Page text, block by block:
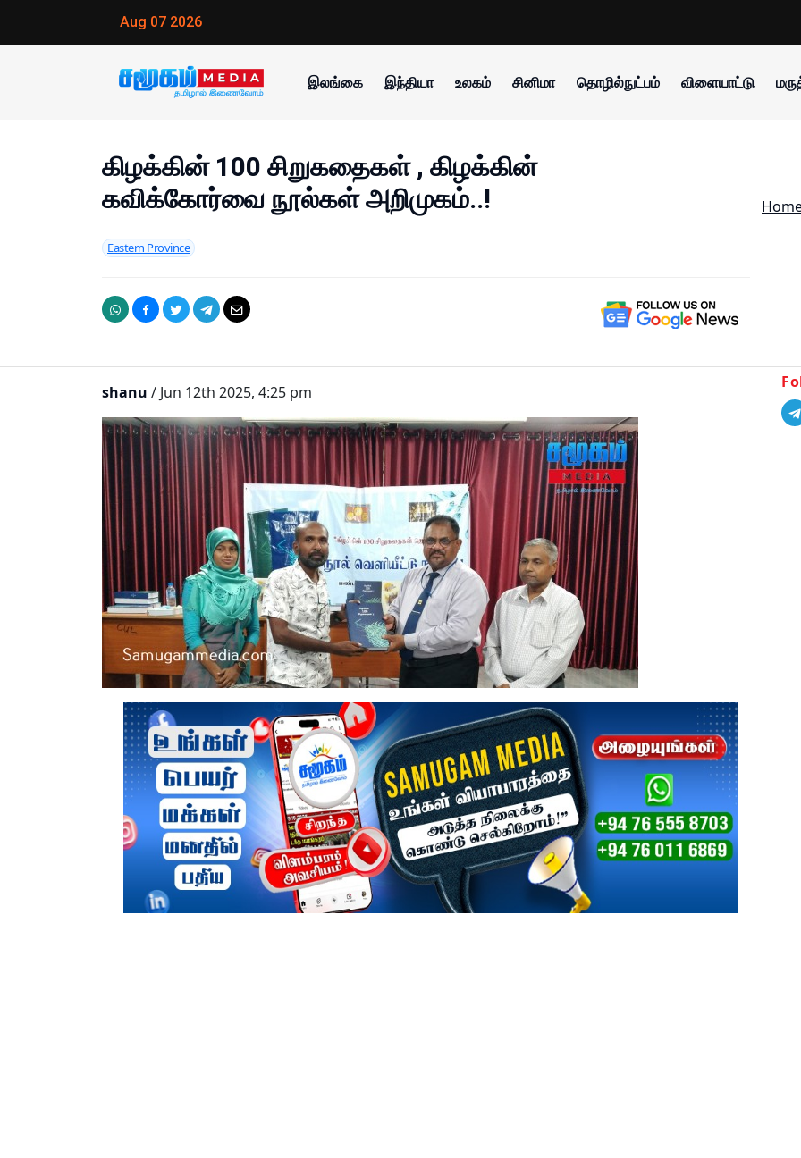
Aug 07 2026
இலங்கை இந்தியா உலகம் சினிமா தொழில்நுட்பம் விளையாட்டு
கிழக்கின் 100 சிறுகதைகள் , கிழக்கின்
கவிக்கோர்வை நூல்கள் அறிமுகம்..!
Eastern Province
shanu / Jun 12th 2025, 4:25 pm